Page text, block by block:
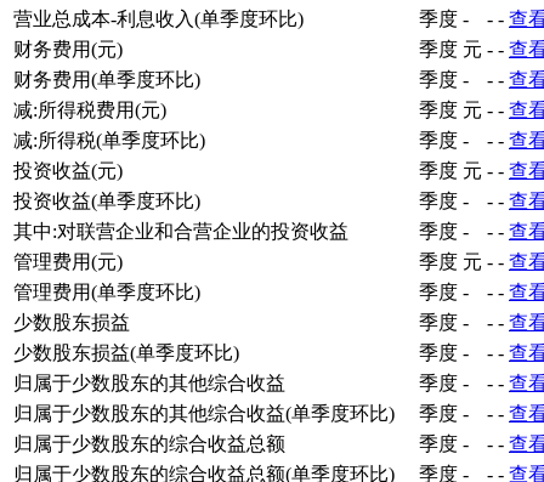
营业总成本-利息收入(单季度环比)
季度 - - - 查
财务费用(元)
季度 元 - - 查
财务费用(单季度环比)
季度 - - - 查
减:所得税费用(元)
季度 元 - - 查
减:所得税(单季度环比)
季度 - - - 查
投资收益(元)
季度 元 - - 查
投资收益(单季度环比)
季度 - - - 查
其中:对联营企业和合营企业的投资收益
季度 - - - 查
管理费用(元)
季度 元 - - 查
管理费用(单季度环比)
季度 - - - 查
少数股东损益
季度 - - - 查
少数股东损益(单季度环比)
季度 - - - 查
归属于少数股东的其他综合收益
季度 - - - 查
归属于少数股东的其他综合收益(单季度环比)
季度 - - - 查
归属于少数股东的综合收益总额
季度 - - - 查
归属于少数股东的综合收益总额(单季度环比)
季度 - - - 查